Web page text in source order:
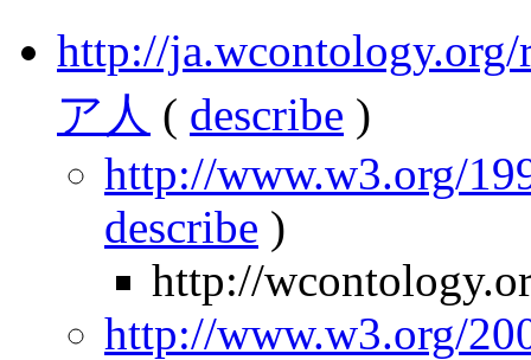
http://
ア人 ( describe )
http://www.w3.org/
describe )
http://
http://www.w3.org/